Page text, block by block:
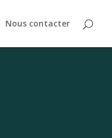
Nous contacter